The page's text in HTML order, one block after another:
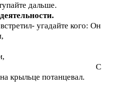
дальше.
угадайте кого: Он
крыльце потанцевал.